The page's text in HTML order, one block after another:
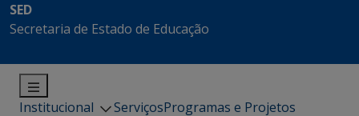
SED
Secretaria de Estado de Educação
Institucional ServiçosProgramas e Projetos